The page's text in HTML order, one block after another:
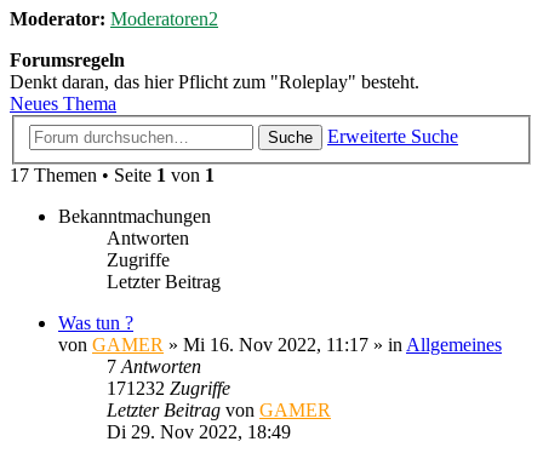
Moderator: Moderatoren2
Forumsregeln
Denkt daran, das hier Pflicht zum "Roleplay" besteht.
Neues Thema
Suche
Erweiterte Suche
17 Themen • Seite 1 von 1
Bekanntmachungen
Antworten
Zugriffe
Letzter Beitrag
Was tun ?
von GAMER » Mi 16. Nov 2022, 11:17 » in Allgemeines
7 Antworten
171232 Zugriffe
Letzter Beitrag von GAMER
Di 29. Nov 2022, 18:49